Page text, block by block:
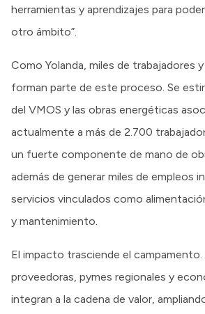
herramientas y aprendizajes para
otro ámbito”.
Como Yolanda, miles de trabajadores
forman parte de este proceso. Se
del VMOS y las obras energéticas
actualmente a más de 2.700
un fuerte componente de mano de
además de generar miles de empleos
servicios vinculados como
y mantenimiento.
El impacto trasciende el campamento.
proveedoras, pymes regionales y
integran a la cadena de valor,